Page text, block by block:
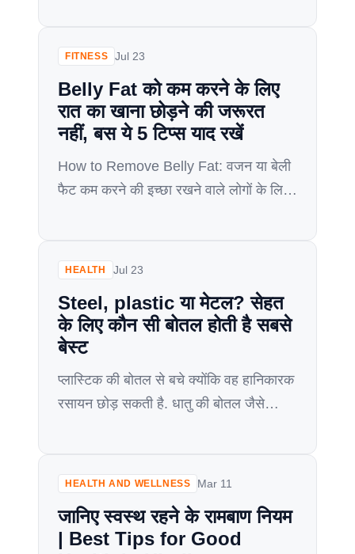
जिसके कारण motivation की कमी और
स्थिति भी सामने आ जाती है। अगर आप […]
FITNESS Jul 23
Belly Fat को कम करने के लिए
रात का खाना छोड़ने की जरूरत
नहीं, बस ये 5 टिप्स याद रखें
How to Remove Belly Fat: वजन या बेली
फैट कम करने की इच्छा रखने वाले लोगों के लिए
भरने के लिए ही नहीं है, बल्कि यह आपको परिवार
HEALTH Jul 23
Steel, plastic या मेटल? सेहत
के लिए कौन सी बोतल होती है सबसे
बेस्ट
प्लास्टिक की बोतल से बचे क्योंकि वह हानिकारक
रसायन छोड़ सकती है. धातु की बोतल जैसे
खाद्य सुरक्षित चुने। आजकल हम सबसे ज्यादातर
साथ जरूर ले जाते हैं. यह अच्छी […]
HEALTH AND WELLNESS Mar 11
जानिए स्वस्थ रहने के रामबाण नियम
| Best Tips for Good